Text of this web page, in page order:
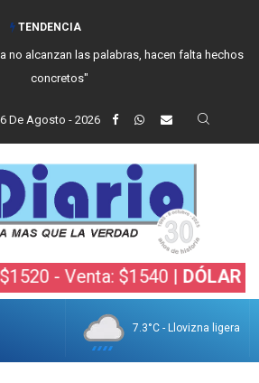
TENDENCIA
no alcanzan las palabras, hacen falta hechos
concretos"
De Agosto - 2026
$1540 |DÓLAR BOLSA:
7.3°C - Llovizna ligera